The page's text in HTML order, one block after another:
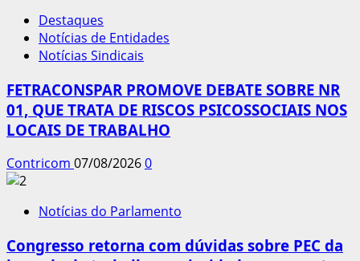
Destaques
Notícias de Entidades
Notícias Sindicais
FETRACONSPAR PROMOVE DEBATE SOBRE NR
01, QUE TRATA DE RISCOS PSICOSSOCIAIS NOS
LOCAIS DE TRABALHO
Contricom 07/08/20260
Notícias do Parlamento
Congresso retorna com dúvidas sobre PEC da